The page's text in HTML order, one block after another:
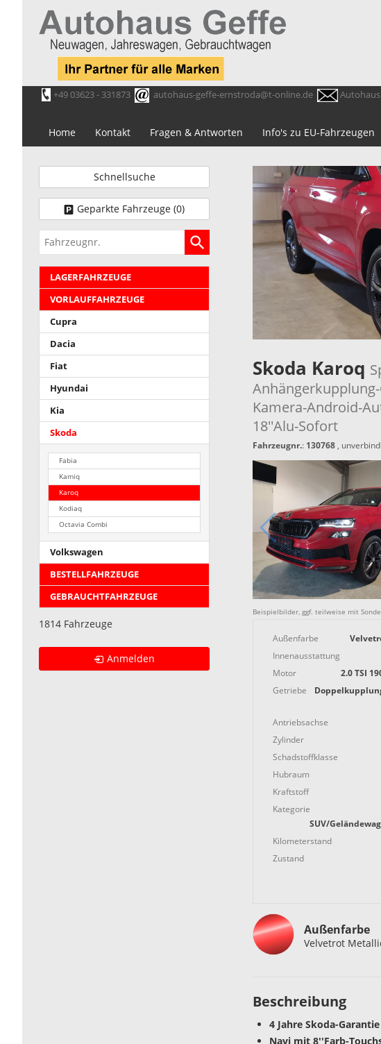
+49 03623 - 331873 autohaus-geffe-ernstroda@t-online.de
Home Kontakt Fragen & Antworten Info's zu EU-Fahrzeugen
Skoda Karoq
Kamera-Android-
18''Alu-Sofort
Fahrzeugnr.: 130768,
Beispielbilder, ggf. teilweise mit
Außenfarbe
Innenausstattung
Motor
2.0 TSI
Getriebe
Antriebsachse
Zylinder
Schadstoffklasse
Hubraum
Kraftstoff
Kategorie
SUV/
Kilometerstand
Zustand
Außenfarbe
Velvetrot
Beschreibung
4 Jahre Skoda-
Navi mit 8''Farb-
Schnellsuche
Geparkte Fahrzeuge (0)
Fahrzeugnr.
LAGERFAHRZEUGE
VORLAUFFAHRZEUGE
Cupra
Dacia
Fiat
Hyundai
Kia
Skoda
Fabia
Kamiq
Karoq
Kodiaq
Octavia Combi
Volkswagen
BESTELLFAHRZEUGE
GEBRAUCHTFAHRZEUGE
1814 Fahrzeuge
Anmelden